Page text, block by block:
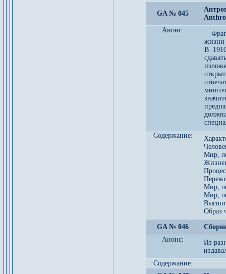
GA № 045
Анонс:
жизни
В
Содержание:
Мир,
Мир,
Мир,
Образ
GA № 046
Анонс:
Из
Содержание: